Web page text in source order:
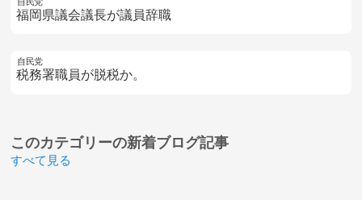
福岡県議会議長が議員辞職
自民党
税務署職員が脱税か。
このカテゴリーの新着ブログ記事
すべて見る